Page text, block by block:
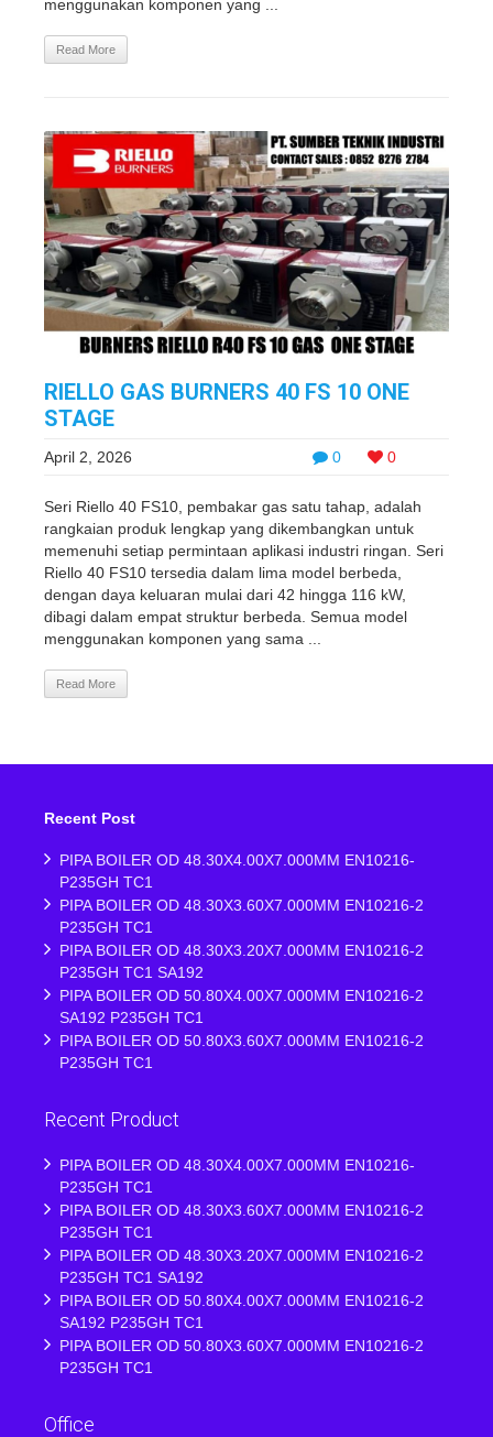
menggunakan komponen yang ...
Read More
RIELLO GAS BURNERS 40 FS 10 ONE
STAGE
0 0
April 2, 2026
Seri Riello 40 FS10, pembakar gas satu tahap, adalah
rangkaian produk lengkap yang dikembangkan untuk
memenuhi setiap permintaan aplikasi industri ringan. Seri
Riello 40 FS10 tersedia dalam lima model berbeda,
dengan daya keluaran mulai dari 42 hingga 116 kW,
dibagi dalam empat struktur berbeda. Semua model
menggunakan komponen yang sama ...
Read More
Recent Post
PIPA BOILER OD 48.30X4.00X7.000MM EN10216-
P235GH TC1
PIPA BOILER OD 48.30X3.60X7.000MM EN10216-2
P235GH TC1
PIPA BOILER OD 48.30X3.20X7.000MM EN10216-2
P235GH TC1 SA192
PIPA BOILER OD 50.80X4.00X7.000MM EN10216-2
SA192 P235GH TC1
PIPA BOILER OD 50.80X3.60X7.000MM EN10216-2
P235GH TC1
Recent Product
PIPA BOILER OD 48.30X4.00X7.000MM EN10216-
P235GH TC1
PIPA BOILER OD 48.30X3.60X7.000MM EN10216-2
P235GH TC1
PIPA BOILER OD 48.30X3.20X7.000MM EN10216-2
P235GH TC1 SA192
PIPA BOILER OD 50.80X4.00X7.000MM EN10216-2
SA192 P235GH TC1
PIPA BOILER OD 50.80X3.60X7.000MM EN10216-2
P235GH TC1
Office